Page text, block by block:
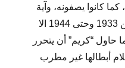
كانوا يصفونه، وآية
ذلك أنه لم يخرج طوال الفترة من 1933 وحتى 1944 الا
حاول “كريم” أن يتحرر
أبطالها غير مطرب